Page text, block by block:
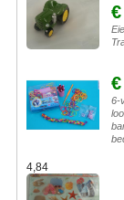
6-
4,84